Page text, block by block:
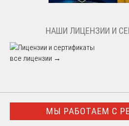
НАШИ ЛИЦЕНЗИИ И
все лицензии →
МЫ РАБОТАЕМ С